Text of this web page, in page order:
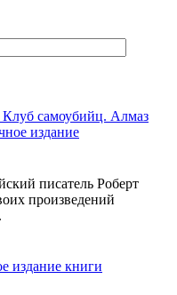
самоубийц. Алмаз
издание
писатель Роберт
произведений
издание книги